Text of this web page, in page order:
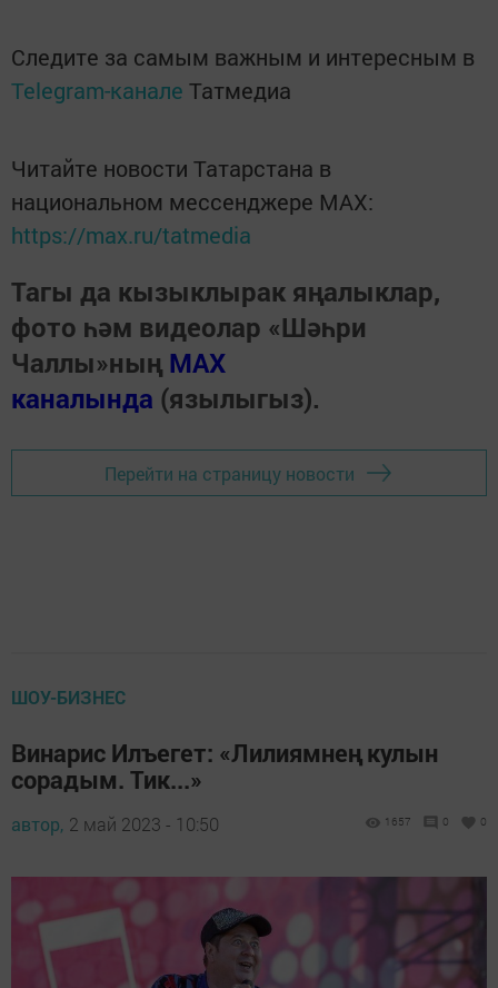
Следите за самым важным и интересным в
Telegram-канале Татмедиа
Читайте новости Татарстана в
национальном мессенджере MАХ:
https://max.ru/tatmedia
Тагы да кызыклырак яңалыклар,
фото һәм видеолар «Шәһри
Чаллы»ның MAX
каналында (язылыгыз).
Перейти на страницу новости
ШОУ-БИЗНЕС
Винарис Илъегет: «Лилиямнең кулын
сорадым. Тик...»
автор, 2 май 2023 - 10:50 1657 0 0